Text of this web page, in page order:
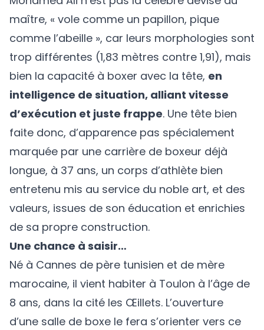
maître, « vole comme un papillon, pique
comme l’abeille », car leurs morphologies sont
trop différentes (1,83 mètres contre 1,91), mais
bien la capacité à boxer avec la tête, en
intelligence de situation, alliant vitesse
d’exécution et juste frappe. Une tête bien
faite donc, d’apparence pas spécialement
marquée par une carrière de boxeur déjà
longue, à 37 ans, un corps d’athlète bien
entretenu mis au service du noble art, et des
valeurs, issues de son éducation et enrichies
de sa propre construction.
Une chance à saisir…
Né à Cannes de père tunisien et de mère
marocaine, il vient habiter à Toulon à l’âge de
8 ans, dans la cité les Œillets. L’ouverture
d’une salle de boxe le fera s’orienter vers ce